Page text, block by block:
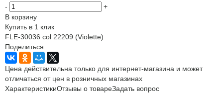
-
+
В корзину
Купить в 1 клик
FLE-30036 col 22209 (Violette)
Поделиться
Цена действительна только для интернет-магазина и может
отличаться от цен в розничных магазинах
ХарактеристикиОтзывы о товареЗадать вопрос